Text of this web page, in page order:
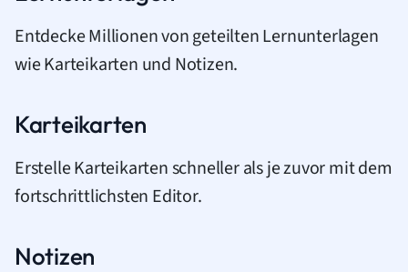
Entdecke Millionen von geteilten Lernunterlagen
wie Karteikarten und Notizen.
Karteikarten
Erstelle Karteikarten schneller als je zuvor mit dem
fortschrittlichsten Editor.
Notizen